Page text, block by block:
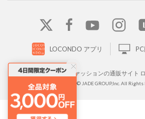
LOCONDO アプリ
靴とファッションの通販サイト
Copyright © JADE GROUP,Inc. All Rights